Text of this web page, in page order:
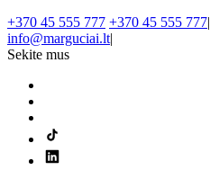
+370 45 555 777 +370 45 555 777|
info@marguciai.lt|
Sekite mus